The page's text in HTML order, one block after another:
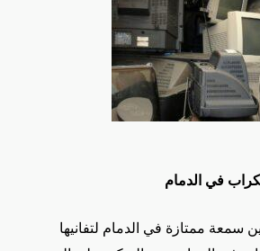
في الدمام
ممتازة في الدمام لتفانيها